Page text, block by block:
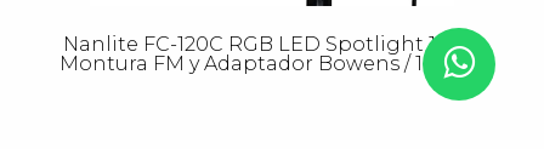
Nanlite FC-120C RGB LED Spotlight 120W
Montura FM y Adaptador Bowens / 10-2061